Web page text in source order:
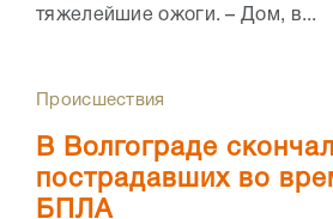
тяжелейшие ожоги. – Дом, в...
Происшествия
В Волгограде
пострадавших во
БПЛА